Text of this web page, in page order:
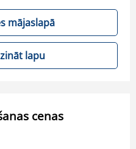
mājaslapā
lapu
cenas